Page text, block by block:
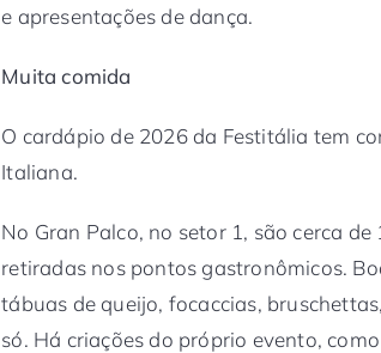
e apresentações de dança.
Muita comida
O cardápio de 2026 da Festitália tem
Italiana.
No Gran Palco, no setor 1, são cerca
retiradas nos pontos gastronômicos.
tábuas de queijo, focaccias,
só. Há criações do próprio evento,